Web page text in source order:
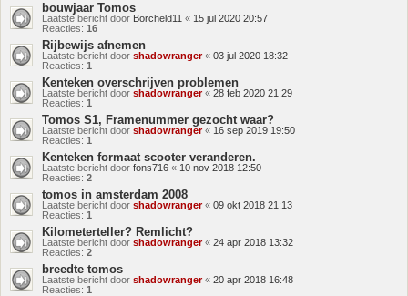
bouwjaar Tomos
Laatste bericht door Borcheld11 « 15 jul 2020 20:57
Reacties: 16
Rijbewijs afnemen
Laatste bericht door shadowranger« 03 jul 2020 18:32
Reacties: 1
Kenteken overschrijven problemen
Laatste bericht door shadowranger« 28 feb 2020 21:29
Reacties: 1
Tomos S1, Framenummer gezocht waar?
Laatste bericht door shadowranger« 16 sep 2019 19:50
Reacties: 1
Kenteken formaat scooter veranderen.
Laatste bericht door fons716 « 10 nov 2018 12:50
Reacties: 2
tomos in amsterdam 2008
Laatste bericht door shadowranger« 09 okt 2018 21:13
Reacties: 1
Kilometerteller? Remlicht?
Laatste bericht door shadowranger« 24 apr 2018 13:32
Reacties: 2
breedte tomos
Laatste bericht door shadowranger« 20 apr 2018 16:48
Reacties: 1